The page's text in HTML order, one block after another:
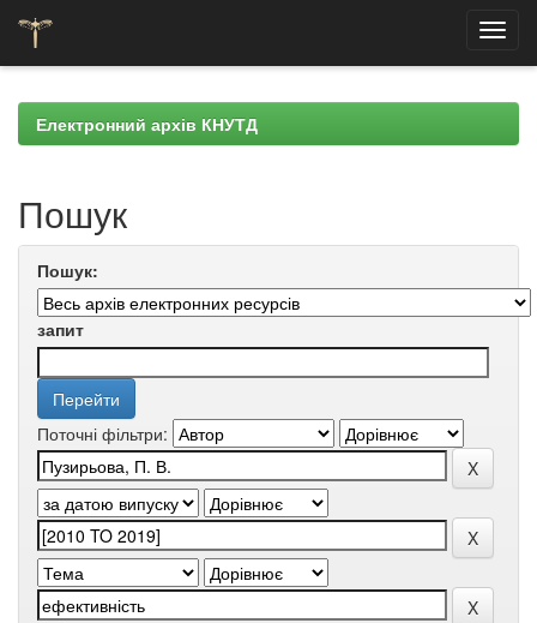
navigationЕлектронний архів КНУТД
Пошук
Пошук:
запит
Поточні фільтри: